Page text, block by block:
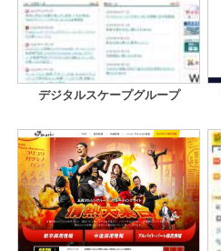
デジタルスケープグループ